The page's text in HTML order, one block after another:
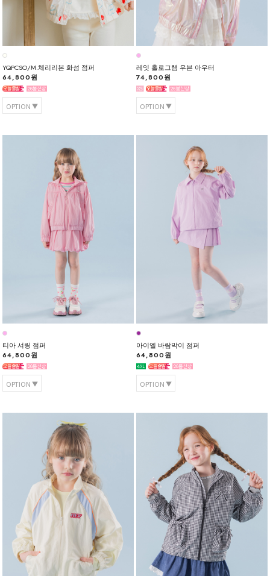
YQPCSO/M.체리리본 화섬 점퍼
64,800원
OPTION
레잇 홀로그램 우븐 아우터
74,800원
OPTION
티아 셔링 점퍼
64,800원
OPTION
아이엘 바람막이 점퍼
64,800원
OPTION